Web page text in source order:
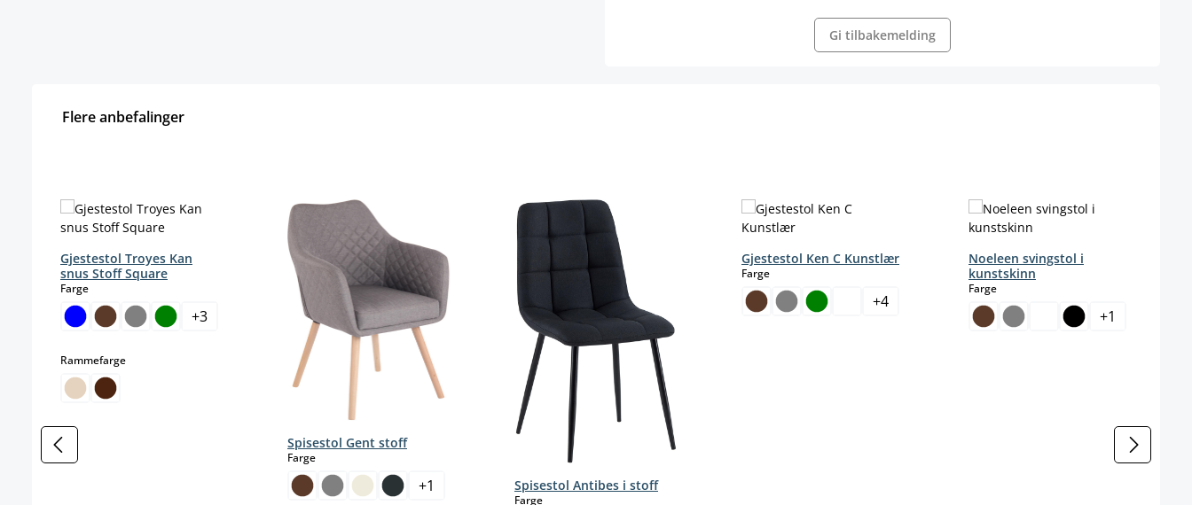
Gi tilbakemelding
Flere anbefalinger
Gjestestol Troyes Kan
snus Stoff Square
Fargeselect
+3
Rammefargeselect
Spisestol Gent stoff
Fargeselect
+1 Spisestol Antibes i stoff
Fargeselect
Gjestestol Ken C Kunstlær
Fargeselect
+4
Noeleen svingstol i
kunstskinn
Fargeselect
+1